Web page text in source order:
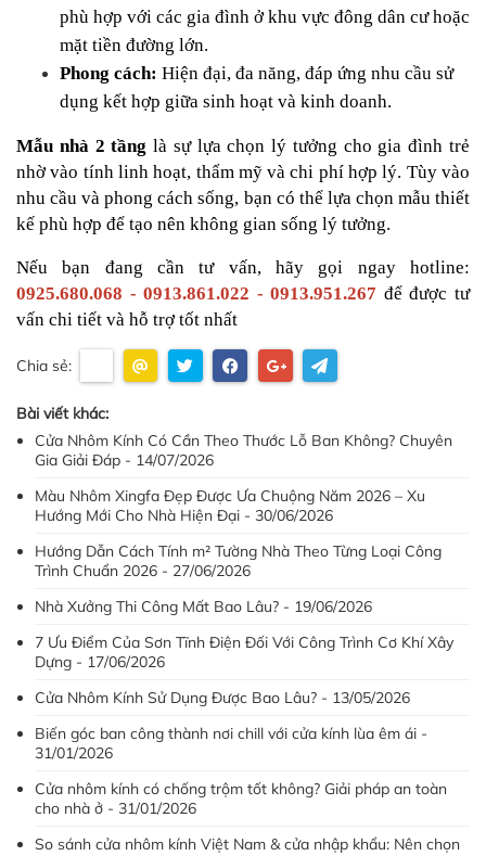
phù hợp với các gia đình ở khu vực đông dân cư hoặc
mặt tiền đường lớn.
Phong cách: Hiện đại, đa năng, đáp ứng nhu cầu sử
dụng kết hợp giữa sinh hoạt và kinh doanh.
Mẫu nhà 2 tầng là sự lựa chọn lý tưởng cho gia đình trẻ
nhờ vào tính linh hoạt, thẩm mỹ và chi phí hợp lý. Tùy vào
nhu cầu và phong cách sống, bạn có thể lựa chọn mẫu thiết
kế phù hợp để tạo nên không gian sống lý tưởng.
0925.680.068 - 0913.861.022 - 0913.951.267 để được tư
vấn chi tiết và hỗ trợ tốt nhất
Chia sẻ:
Bài viết khác:
Cửa Nhôm Kính Có Cần Theo Thước Lỗ Ban Không? Chuyên
Gia Giải Đáp - 14/07/2026
Màu Nhôm Xingfa Đẹp Được Ưa Chuộng Năm 2026 – Xu
Hướng Mới Cho Nhà Hiện Đại - 30/06/2026
Hướng Dẫn Cách Tính m² Tường Nhà Theo Từng Loại Công
Trình Chuẩn 2026 - 27/06/2026
Nhà Xưởng Thi Công Mất Bao Lâu? - 19/06/2026
7 Ưu Điểm Của Sơn Tĩnh Điện Đối Với Công Trình Cơ Khí Xây
Dựng - 17/06/2026
Cửa Nhôm Kính Sử Dụng Được Bao Lâu? - 13/05/2026
Biến góc ban công thành nơi chill với cửa kính lùa êm ái -
31/01/2026
Cửa nhôm kính có chống trộm tốt không? Giải pháp an toàn
cho nhà ở - 31/01/2026
So sánh cửa nhôm kính Việt Nam & cửa nhập khẩu: Nên chọn